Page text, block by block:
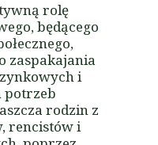
rolę
będącego
zaspakajania
i
potrzeb
rodzin z
rencistów i